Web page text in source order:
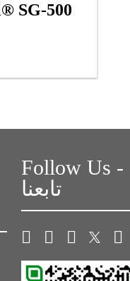
SG-500
Follow Us -
تابعنا